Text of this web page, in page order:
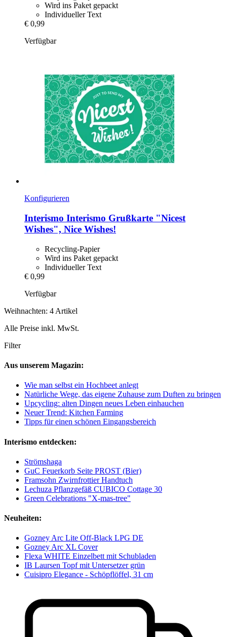
Wird ins Paket gepackt
Individueller Text
€ 0,99
Verfügbar
Konfigurieren
Interismo Interismo Grußkarte "Nicest
Wishes", Nice Wishes!
Recycling-Papier
Wird ins Paket gepackt
Individueller Text
€ 0,99
Verfügbar
Weihnachten: 4 Artikel
Alle Preise inkl. MwSt.
Filter
Aus unserem Magazin:
Wie man selbst ein Hochbeet anlegt
Natürliche Wege, das eigene Zuhause zum Duften zu bringen
Upcycling: alten Dingen neues Leben einhauchen
Neuer Trend: Kitchen Farming
Tipps für einen schönen Eingangsbereich
Interismo entdecken:
Strömshaga
GuC Feuerkorb Seite PROST (Bier)
Framsohn Zwirnfrottier Handtuch
Lechuza Pflanzgefäß CUBICO Cottage 30
Green Celebrations "X-mas-tree"
Neuheiten:
Gozney Arc Lite Off-Black LPG DE
Gozney Arc XL Cover
Flexa WHITE Einzelbett mit Schubladen
IB Laursen Topf mit Untersetzer grün
Cuisipro Elegance - Schöpflöffel, 31 cm